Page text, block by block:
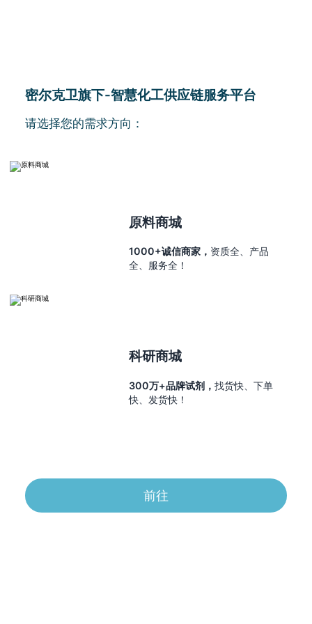
密尔克卫旗下-智慧化工供应链服务平台
请选择您的需求方向：
原料商城
1000+诚信商家， 资质全、产品
全、服务全！
科研商城
300万+品牌试剂，找货快、下单
快、发货快！
前往